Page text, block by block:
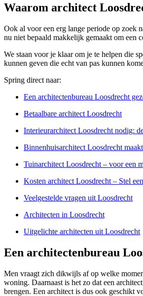
Waarom architect
Ook al voor een erg lange periode op zoek
nu niet bepaald makkelijk gemaakt om een
We staan voor je klaar om je te helpen die
kunnen geven die echt van pas kunnen
Spring direct naar:
Een architectenbureau Loosdrecht
Betaalbare architect Loosdrecht
Interieurarchitect Loosdrecht nodig:
Binnenhuisarchitect Loosdrecht
Tuinarchitect Loosdrecht – voor een
Kosten architect Loosdrecht – Stel
Veelgestelde vragen uit Loosdrecht
Architecten in Loosdrecht
Uitgelichte architecten uit Loosdrecht
Een architectenbureau
Men vraagt zich dikwijls af op welke
woning. Daarnaast is het zo dat een
brengen. Een architect is dus ook geschikt